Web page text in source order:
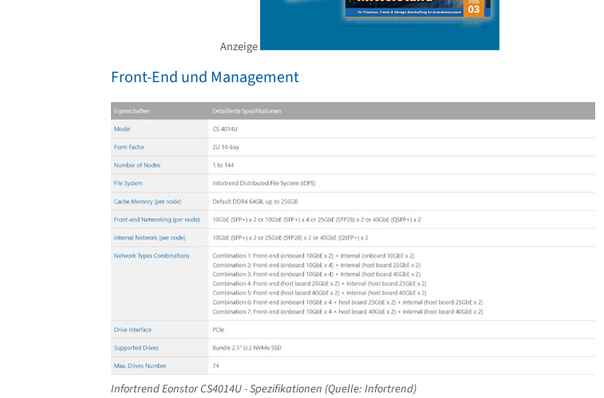
Anzeige
Front-End und Management
Infortrend Eonstor CS4014U - Spezifikationen (Quelle: Infortrend)